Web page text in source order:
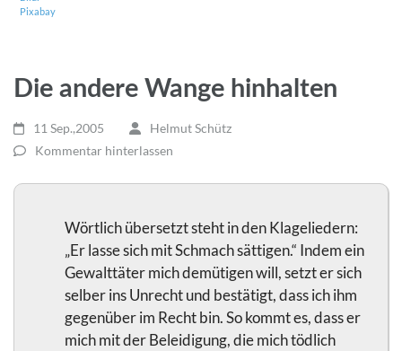
Pixabay
Die andere Wange hinhalten
11 Sep.,2005
Helmut Schütz
Kommentar hinterlassen
Wörtlich übersetzt steht in den Klageliedern:
„Er lasse sich mit Schmach sättigen.“ Indem ein
Gewalttäter mich demütigen will, setzt er sich
selber ins Unrecht und bestätigt, dass ich ihm
gegenüber im Recht bin. So kommt es, dass er
mich mit der Beleidigung, die mich tödlich